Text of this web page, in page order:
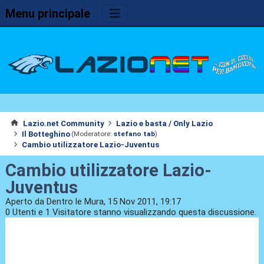
Menu principale
Lazio.net Community
Lazio e basta / Only Lazio
Il Botteghino (Moderatore: stefano tab)
Cambio utilizzatore Lazio-Juventus
Cambio utilizzatore Lazio-
Juventus
Aperto da Dentro le Mura, 15 Nov 2011, 19:17
0 Utenti e 1 Visitatore stanno visualizzando questa discussione.